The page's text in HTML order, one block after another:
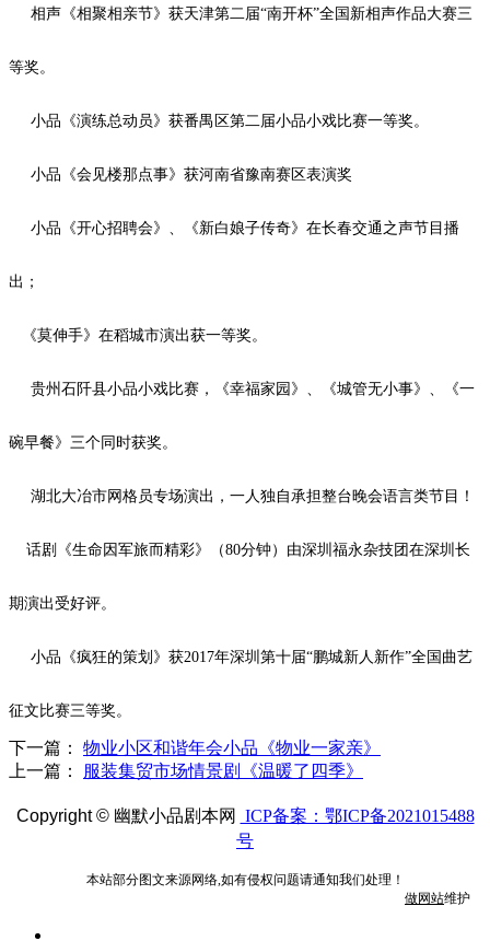
相声《相聚相亲节》获天津第二届“南开杯”全国新相声作品大赛三
等奖。
小品《演练总动员》获番禺区第二届小品小戏比赛一等奖。
小品《会见楼那点事》获河南省豫南赛区表演奖
小品《开心招聘会》、《新白娘子传奇》在长春交通之声节目播
出；
《莫伸手》在稻城市演出获一等奖。
贵州石阡县小品小戏比赛，《幸福家园》、《城管无小事》、《一
碗早餐》三个同时获奖。
湖北大冶市网格员专场演出，一人独自承担整台晚会语言类节目！
话剧《生命因军旅而精彩》（80分钟）由深圳福永杂技团在深圳长
期演出受好评。
小品《疯狂的策划》获2017年深圳第十届“鹏城新人新作”全国曲艺
征文比赛三等奖。
下一篇：
物业小区和谐年会小品《物业一家亲》
上一篇：
服装集贸市场情景剧《温暖了四季》
Copyright © 幽默小品剧本网
ICP备案：鄂ICP备2021015488
号
本站部分图文来源网络,如有侵权问题请通知我们处理！
做网站维护